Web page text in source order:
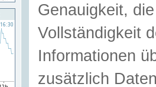
Genauigkeit,
Vollständigkeit
Informationen
zusätzlich